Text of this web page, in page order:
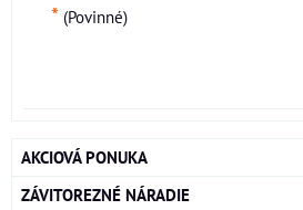
* (Povinné)
AKCIOVÁ PONUKA
ZÁVITOREZNÉ NÁRADIE